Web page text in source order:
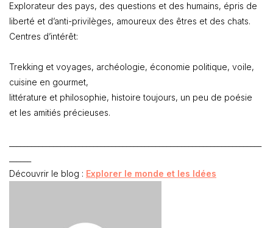
Explorateur des pays, des questions et des humains, épris de
liberté et d’anti-privilèges, amoureux des êtres et des chats.
Centres d’intérêt:
Trekking et voyages, archéologie, économie politique, voile,
cuisine en gourmet,
littérature et philosophie, histoire toujours, un peu de poésie
et les amitiés précieuses.
Découvrir le blog : Explorer le monde et les Idées